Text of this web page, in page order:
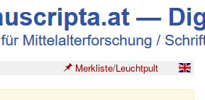
Merkliste/Leuchtpult